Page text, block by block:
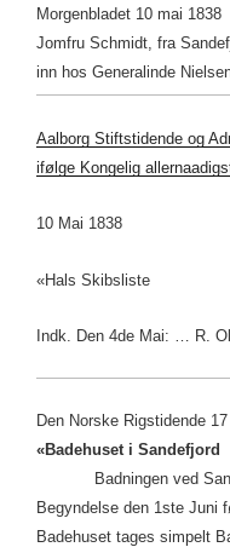
Morgenbladet 10 mai 1838
Jomfru Schmidt, fra
inn hos Generalinde
Aalborg Stiftstidende og
ifølge Kongelig
10 Mai 1838
«Hals Skibsliste
Indk. Den 4de Mai: … R.
Den Norske Rigstidende
«Badehuset i Sandefjord
Badningen ved
Begyndelse den 1ste Juni
Badehuset tages simpelt